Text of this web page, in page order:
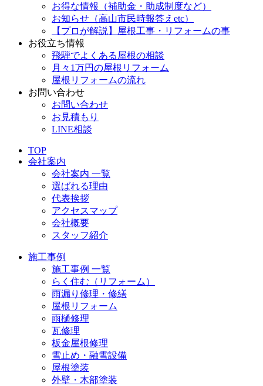
お得な情報（補助金・助成制度など）
お知らせ（高山市民時報答えetc）
【プロが解説】屋根工事・リフォームの事
お役立ち情報
飛騨でよくある屋根の相談
月々1万円の屋根リフォーム
屋根リフォームの流れ
お問い合わせ
お問い合わせ
お見積もり
LINE相談
TOP
会社案内
会社案内 一覧
選ばれる理由
代表挨拶
アクセスマップ
会社概要
スタッフ紹介
施工事例
施工事例 一覧
らく住む（リフォーム）
雨漏り修理・修繕
屋根リフォーム
雨樋修理
瓦修理
板金屋根修理
雪止め・融雪設備
屋根塗装
外壁・木部塗装